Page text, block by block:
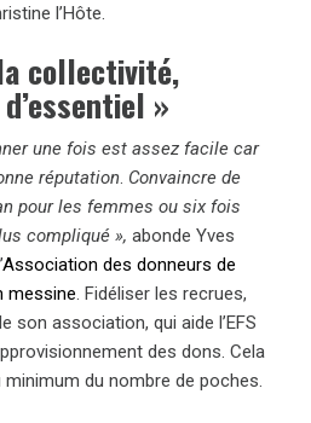
l’Hôte.
collectivité,
»
une fois est assez facile car
réputation. Convaincre de
pour les femmes ou six fois
compliqué », abonde Yves
Association des donneurs de
messine. Fidéliser les recrues,
son association, qui aide l’EFS
des dons. Cela
minimum du nombre de poches.